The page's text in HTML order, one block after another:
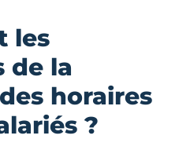
les
de la
horaires
?